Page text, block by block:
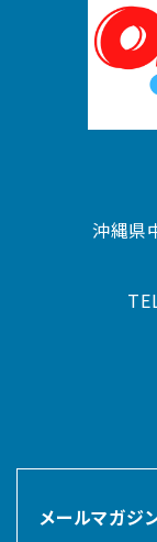
沖縄県
メールマガジ